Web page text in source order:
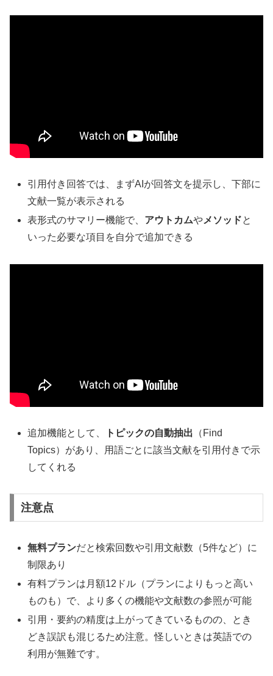
引用付き回答では、まずAIが回答文を提示し、下部に
文献一覧が表示される
表形式のサマリー機能で、 アウトカムやメソッドと
いった必要な項目を自分で追加できる
追加機能として、 トピックの自動抽出 （Find
Topics）があり、用語ごとに該当文献を引用付きで示
してくれる
注意点
無料プランだと検索回数や引用文献数（5件など）に
制限あり
有料プランは月額12ドル（プランによりもっと高い
ものも）で、より多くの機能や文献数の参照が可能
引用・要約の精度は上がってきているものの、とき
どき誤訳も混じるため注意。怪しいときは英語での
利用が無難です。